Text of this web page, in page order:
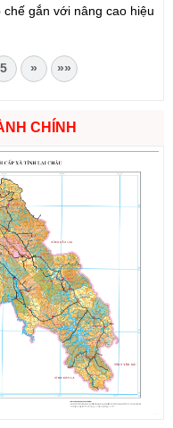
gắn với nâng cao hiệu
5 » »»
CHÍNH
đấu giá quyền sử dụng
vụ năm 2026 trên địa
lực: (07/08/2026)
Nghị định số